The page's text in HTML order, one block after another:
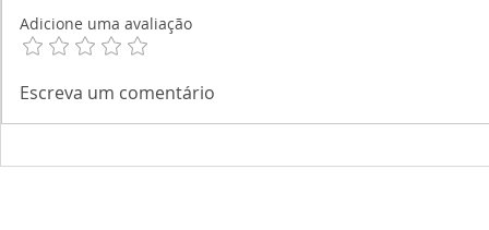
Adicione uma avaliação
Escreva um comentário